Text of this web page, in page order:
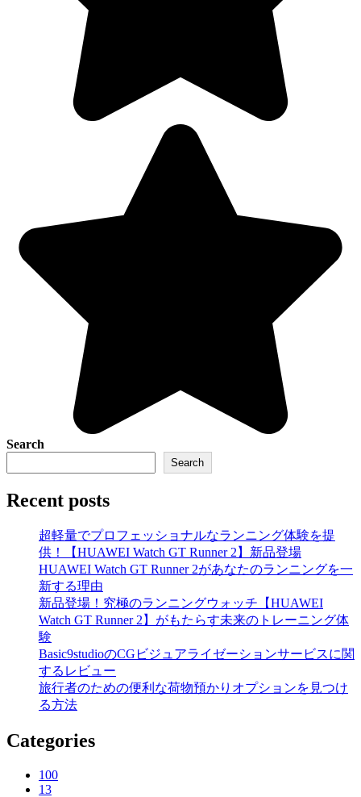
Search
Search
Recent posts
超軽量でプロフェッショナルなランニング体験を提
供！【HUAWEI Watch GT Runner 2】新品登場
HUAWEI Watch GT Runner 2があなたのランニングを一
新する理由
新品登場！究極のランニングウォッチ【HUAWEI
Watch GT Runner 2】がもたらす未来のトレーニング体
験
Basic9studioのCGビジュアライゼーションサービスに関
するレビュー
旅行者のための便利な荷物預かりオプションを見つけ
る方法
Categories
100
13